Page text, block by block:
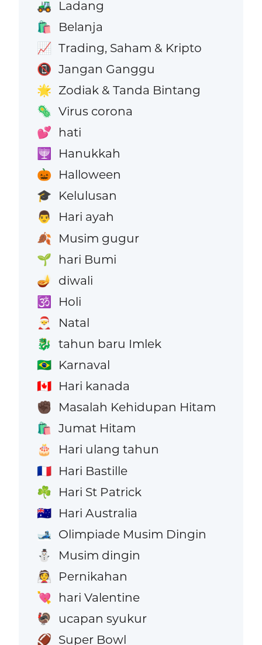
🚜 Ladang
🛍️ Belanja
📈 Trading, Saham & Kripto
📵 Jangan Ganggu
🌟 Zodiak & Tanda Bintang
🦠 Virus corona
💕 hati
🕎 Hanukkah
🎃 Halloween
🎓 Kelulusan
👨 Hari ayah
🍂 Musim gugur
🌱 hari Bumi
🪔 diwali
🕉️ Holi
🎅 Natal
🐉 tahun baru Imlek
🇧🇷 Karnaval
🇨🇦 Hari kanada
✊🏿 Masalah Kehidupan Hitam
🛍️ Jumat Hitam
🎂 Hari ulang tahun
🇫🇷 Hari Bastille
☘️ Hari St Patrick
🇦🇺 Hari Australia
🎿 Olimpiade Musim Dingin
⛄ Musim dingin
👰 Pernikahan
💘 hari Valentine
🦃 ucapan syukur
🏈 Super Bowl